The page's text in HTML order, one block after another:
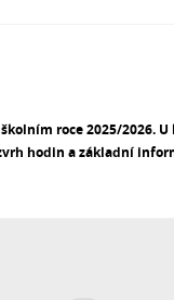
roce 2025/2026.
hodin a základní